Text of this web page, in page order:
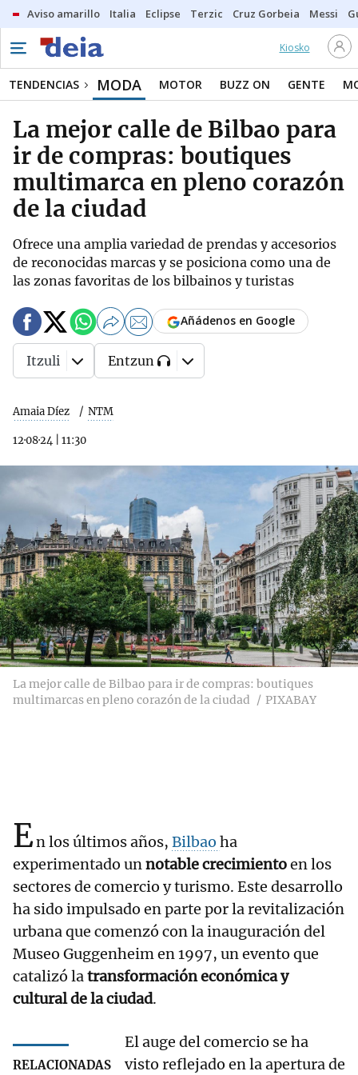
Aviso amarillo Italia Eclipse Terzic Cruz Gorbeia Messi
Kiosko
TENDENCIAS MODA MOTOR BUZZ ON GENTE
La mejor calle de Bilbao para
ir de compras: boutiques
multimarca en pleno corazón
de la ciudad
Ofrece una amplia variedad de prendas y accesorios
de reconocidas marcas y se posiciona como una de
las zonas favoritas de los bilbainos y turistas
Amaia Díez NTM
12·08·24 11:30
Añádenos en Google
Itzuli Entzun
La mejor calle de Bilbao para ir de compras: boutiques
multimarcas en pleno corazón de la ciudad
PIXABAY
En los últimos años, Bilbao ha
experimentado unnotable crecimientoen los
sectores de comercio y turismo. Este desarrollo
ha sido impulsado en parte por la revitalización
urbana que comenzó con la inauguración del
Museo Guggenheim en 1997, un evento que
catalizó latransformación económica y
cultural de la ciudad.
RELACIONADAS
El auge del comercio se ha
visto reflejado en la apertura de